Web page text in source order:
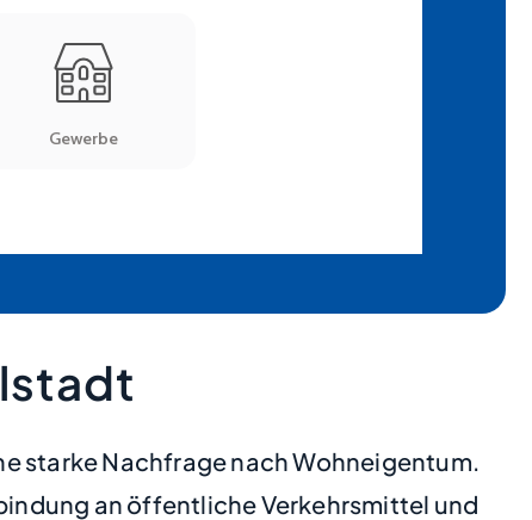
starke Nachfrage nach Wohneigentum.
an öffentliche Verkehrsmittel und